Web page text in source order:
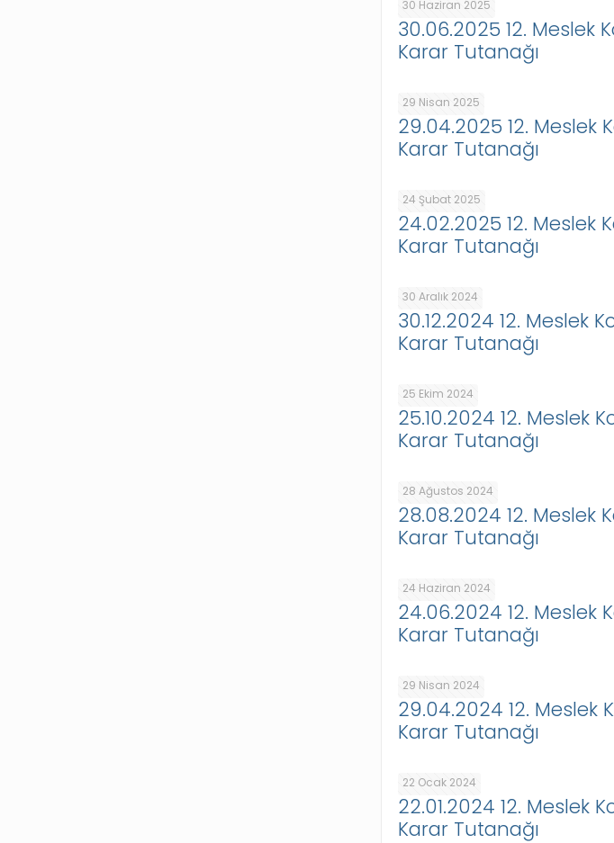
30 Haziran 2025
30.06.2025 12. Meslek
Karar Tutanağı
29 Nisan 2025
29.04.2025 12. Meslek
Karar Tutanağı
24 Şubat 2025
24.02.2025 12. Meslek
Karar Tutanağı
30 Aralık 2024
30.12.2024 12. Meslek
Karar Tutanağı
25 Ekim 2024
25.10.2024 12. Meslek
Karar Tutanağı
28 Ağustos 2024
28.08.2024 12. Meslek
Karar Tutanağı
24 Haziran 2024
24.06.2024 12. Meslek
Karar Tutanağı
29 Nisan 2024
29.04.2024 12. Meslek
Karar Tutanağı
22 Ocak 2024
22.01.2024 12. Meslek
Karar Tutanağı